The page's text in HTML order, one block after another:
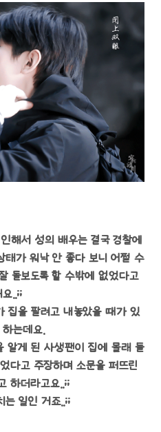
해서 성의 배우는 결국 경찰에
태가 워낙 안 좋다 보니 어쩔 수
돌보도록 할 수밖에 없었다고
..;;
집을 팔려고 내놓았을 때가 있
는데요.
알게 된 사생팬이 집에 몰래 들
다고 주장하며 소문을 퍼뜨린
하더라고요..;;
는 일인 거죠..;;